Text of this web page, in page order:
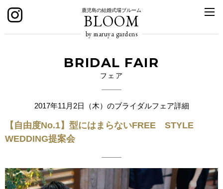
鹿児島の結婚式場ブルーム
BLOOM
by maruya gardens
BRIDAL FAIR
フェア
2017年11月2日（木）のブライダルフェア詳細
【自由度No.1】型にはまらないFREE STYLE
WEDDING提案会